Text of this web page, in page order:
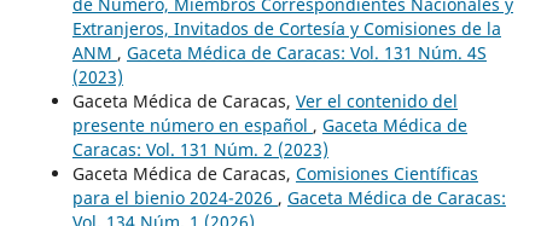
Extranjeros, Invitados de Cortesía y Comisiones de la
ANM , Gaceta Médica de Caracas: Vol. 131 Núm. 4S
(2023)
Gaceta Médica de Caracas, Ver el contenido del
presente número en español , Gaceta Médica de
Caracas: Vol. 131 Núm. 2 (2023)
Gaceta Médica de Caracas, Comisiones Científicas
para el bienio 2024-2026 , Gaceta Médica de Caracas: